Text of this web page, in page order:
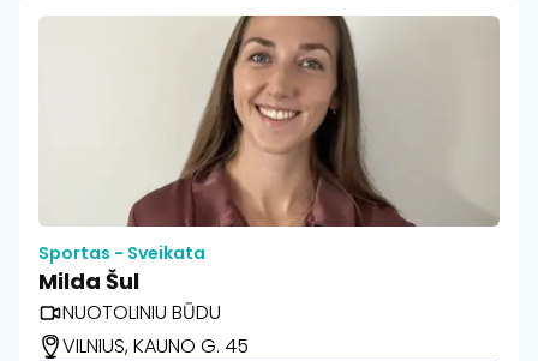
Sportas - Sveikata
Milda Šul
NUOTOLINIU BŪDU
VILNIUS, KAUNO G. 45